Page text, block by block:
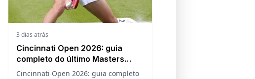
3 dias atrás
Cincinnati Open 2026: guia
completo do último Masters
1000 antes do US Open
Cincinnati Open 2026: guia completo